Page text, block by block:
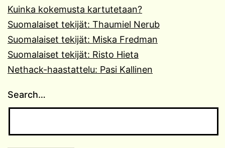
Kuinka kokemusta kartutetaan?
Suomalaiset tekijät: Thaumiel Nerub
Suomalaiset tekijät: Miska Fredman
Suomalaiset tekijät: Risto Hieta
Nethack-haastattelu: Pasi Kallinen
Search…